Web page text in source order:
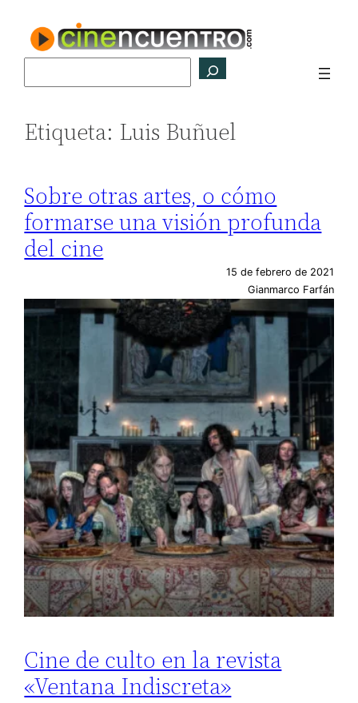
contenido
Etiqueta: Luis Buñuel
Sobre otras artes, o cómo
formarse una visión profunda
del cine
15 de febrero de 2021
Gianmarco Farfán
Cine de culto en la revista
«Ventana Indiscreta»